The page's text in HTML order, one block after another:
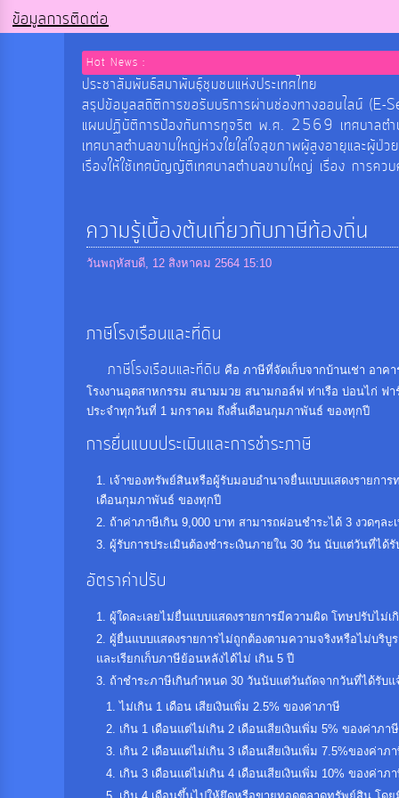
ข้อมูลการติดต่อ
Hot News :
ประชาสัมพันธ์สมาพันธุ์ชุมชนแห่งประเทศไทย
สรุปข้อมูลสถิติการขอรับบริการผ่านช่องทางออนไล
แผนปฏิบัติการป้องกันการทุจริต พ.ศ. 2569 เทศบาลต
เทศบาลตำบลขามใหญ่ห่วงใยใส่ใจสุขภาพผู้สูงอายุและผู้
เรื่องให้ใช้เทศบัญญัติเทศบาลตำบลขามใหญ่ เรื่อง การ
ความรู้เบื้องต้นเกี่ยวกับภาษีท้องถิ่น
วันพฤหัสบดี, 12 สิงหาคม 2564 15:10
ภาษีโรงเรือนและที่ดิน
ภาษีโรงเรือนและที่ดิน คือ ภาษีที่จัดเก็บจากบ้านเช่า อา
โรงงานอุตสาหกรรม สนามมวย สนามกอล์ฟ ท่าเรือ บ่อนไก่ ฟ
ประจำทุกวันที่ 1 มกราคม ถึงสิ้นเดือนกุมภาพันธ์ ของทุกปี
การยื่นแบบประเมินและการชำระภาษี
เจ้าของทรัพย์สินหรือผู้รับมอบอำนาจยื่นแบบแสดงรายก
เดือนกุมภาพันธ์ ของทุกปี
ถ้าค่าภาษีเกิน 9,000 บาท สามารถผ่อนชำระได้ 3 งวดๆละ
ผู้รับการประเมินต้องชำระเงินภายใน 30 วัน นับแต่วันที่ได้
อัตราค่าปรับ
ผู้ใดละเลยไม่ยื่นแบบแสดงรายการมีความผิด โทษปรับไม่
ผู้ยื่นแบบแสดงรายการไม่ถูกต้องตามความจริงหรือไม่บริ
และเรียกเก็บภาษีย้อนหลังได้ไม่ เกิน 5 ปี
ถ้าชำระภาษีเกินกำหนด 30 วันนับแต่วันถัดจากวันที่ได้รับแ
ไม่เกิน 1 เดือน เสียเงินเพิ่ม 2.5% ของค่าภาษี
เกิน 1 เดือนแต่ไม่เกิน 2 เดือนเสียเงินเพิ่ม 5% ของค่าภาษี
เกิน 2 เดือนแต่ไม่เกิน 3 เดือนเสียเงินเพิ่ม 7.5%ของค่าภ
เกิน 3 เดือนแต่ไม่เกิน 4 เดือนเสียเงินเพิ่ม 10% ของค่าภ
เกิน 4 เดือนขึ้นไปให้ยึดหรือขายทอดตลาดทรัพย์สิน โด